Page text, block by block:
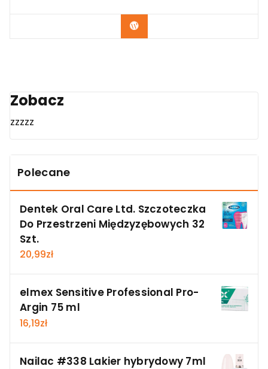
Zobacz
Zobacz
zzzzz
Polecane
Dentek Oral Care Ltd. Szczoteczka
Do Przestrzeni Międzyzębowych 32
Szt.
20,99zł
elmex Sensitive Professional Pro-
Argin 75 ml
16,19zł
Nailac #338 Lakier hybrydowy 7ml